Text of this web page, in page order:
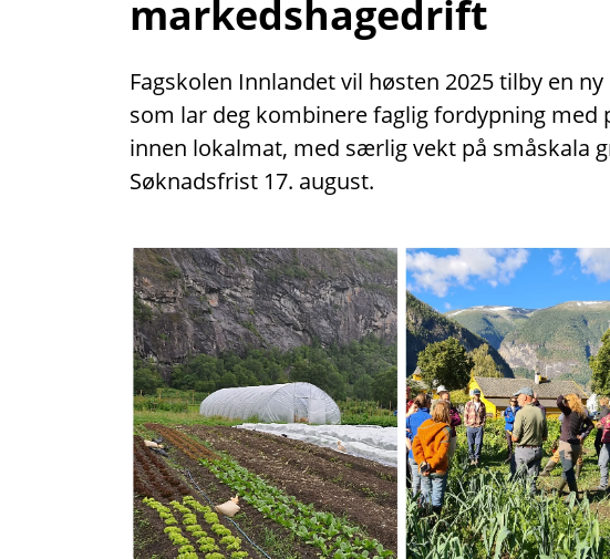
markedshagedrift
Fagskolen Innlandet vil høsten 2025 tilby en
som lar deg kombinere faglig fordypning med
innen lokalmat, med særlig vekt på småskala
Søknadsfrist 17. august.